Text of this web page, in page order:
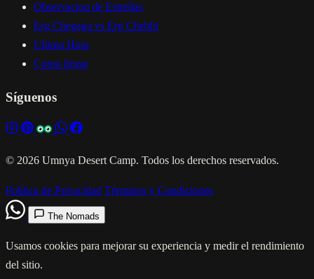
Observacion de Estrellas
Erg Chegaga vs Erg Chebbi
Ultima Hora
Como llegar
Síguenos
© 2026 Umnya Desert Camp. Todos los derechos reservados.
Política de Privacidad Términos y Condiciones
The Nomads
Usamos cookies para mejorar su experiencia y medir el rendimiento
del sitio.